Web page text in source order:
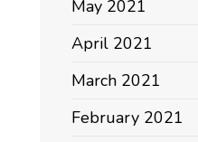
May 2021
April 2021
March 2021
February 2021